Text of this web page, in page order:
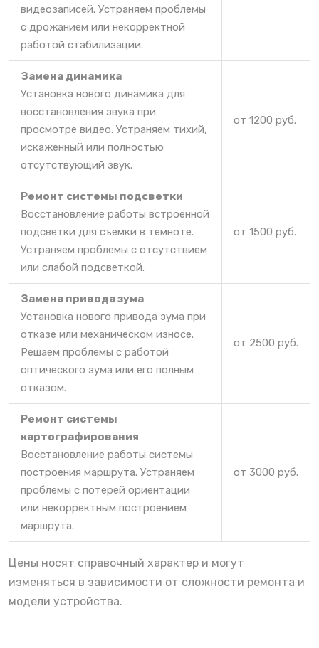
видеозаписей. Устраняем проблемы
с дрожанием или некорректной
работой стабилизации.
Замена динамика
Установка нового динамика для
восстановления звука при
просмотре видео. Устраняем тихий,
искаженный или полностью
отсутствующий звук.
от 1200 руб.
Ремонт системы подсветки
Восстановление работы встроенной
подсветки для съемки в темноте.
Устраняем проблемы с отсутствием
или слабой подсветкой.
от 1500 руб.
Замена привода зума
Установка нового привода зума при
отказе или механическом износе.
Решаем проблемы с работой
оптического зума или его полным
отказом.
от 2500 руб.
Ремонт системы
картографирования
Восстановление работы системы
построения маршрута. Устраняем
проблемы с потерей ориентации
или некорректным построением
маршрута.
от 3000 руб.
Цены носят справочный характер и могут
изменяться в зависимости от сложности ремонта и
модели устройства.